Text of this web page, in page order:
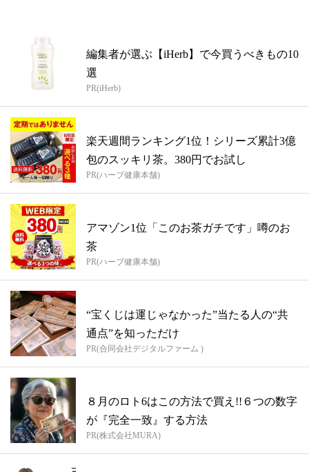
編集者が選ぶ【iHerb】で今買うべきもの10
選
PR(iHerb)
楽天週間ランキング1位！シリーズ累計3億
包のスッキリ茶。380円でお試し
PR(ハーブ健康本舗)
アマゾン1位「このお茶ガチです」噂のお
茶
PR(ハーブ健康本舗)
“宝くじは運じゃなかった”当たる人の“共
通点”を知っただけ
PR(合同会社デジタルファーム )
８月のロト6はこの方法で買え!!６つの数字
が『完全一致』する方法
PR(株式会社MURA)